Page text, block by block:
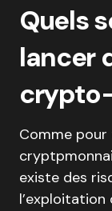
Quels
lancer
Comme
existe des
l’exploitation